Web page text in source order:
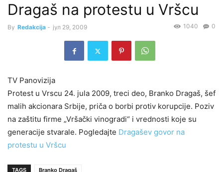
Dragaš na protestu u Vršcu
By Redakcija - јул 29, 2009 0
1040
TV Panovizija
Protest u Vrscu 24. jula 2009, treci deo, Branko Dragaš, šef
malih akcionara Srbije, priča o borbi protiv korupcije. Poziv
na zaštitu firme „Vršački vinogradi“ i vrednosti koje su
generacije stvarale. Pogledajte Dragašev govor na
protestu u Vršcu
TAGS Branko Dragaš